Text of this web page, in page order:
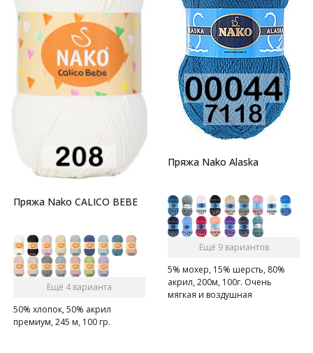
Пряжа Nako CALICO BEBE
Ещё 4 варианта
50% хлопок, 50% акрил
премиум, 245 м, 100 гр.
Пряжа Nako Alaska
Ещё 9 вариантов
5% мохер, 15% шерсть, 80%
акрил, 200м, 100г. Очень
мягкая и воздушная